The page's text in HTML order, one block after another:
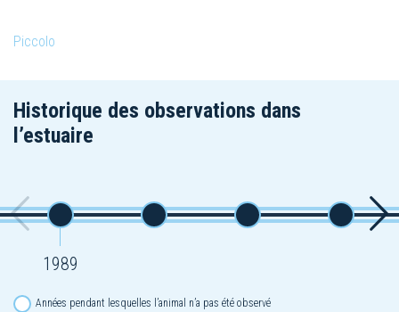
Piccolo
Historique des observations dans
l’estuaire
1989
Années pendant lesquelles l’animal n’a pas été observé